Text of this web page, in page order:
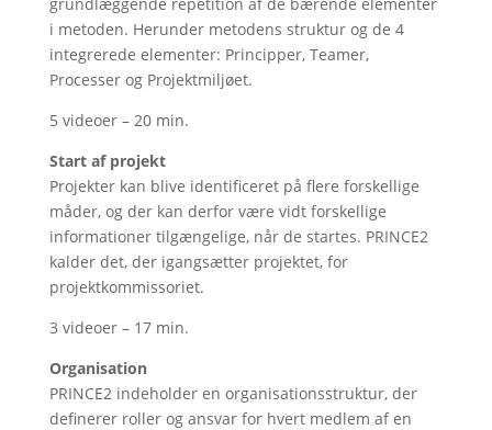
i metoden. Herunder metodens struktur og de 4
integrerede elementer: Principper, Teamer,
Processer og Projektmiljøet.
5 videoer – 20 min.
Start af projekt
Projekter kan blive identificeret på flere forskellige
måder, og der kan derfor være vidt forskellige
informationer tilgængelige, når de startes. PRINCE2
kalder det, der igangsætter projektet, for
projektkommissoriet.
3 videoer – 17 min.
Organisation
PRINCE2 indeholder en organisationsstruktur, der
definerer roller og ansvar for hvert medlem af en